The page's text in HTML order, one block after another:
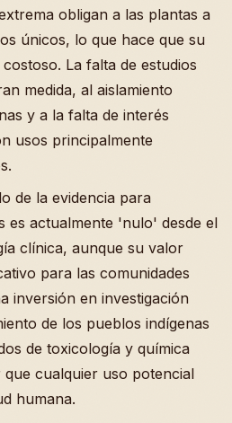
obligan a las plantas a
únicos, lo que hace que su
La falta de estudios
medida, al aislamiento
y a la falta de interés
usos principalmente
de la evidencia para
es actualmente 'nulo' desde el
clínica, aunque su valor
para las comunidades
inversión en investigación
de los pueblos indígenas
de toxicología y química
cualquier uso potencial
humana.